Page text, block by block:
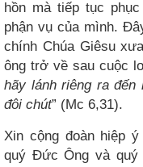
hồn mà tiếp tục
phận vụ của mình.
chính Chúa Giêsu
ông trở về sau cuộc
hãy lánh riêng ra đến
đôi chút” (Mc 6,31).
Xin cộng đoàn hiệp
quý Đức Ông và quý